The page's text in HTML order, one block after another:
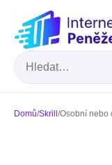
Hledat
Domů/Skrill /Osobní nebo